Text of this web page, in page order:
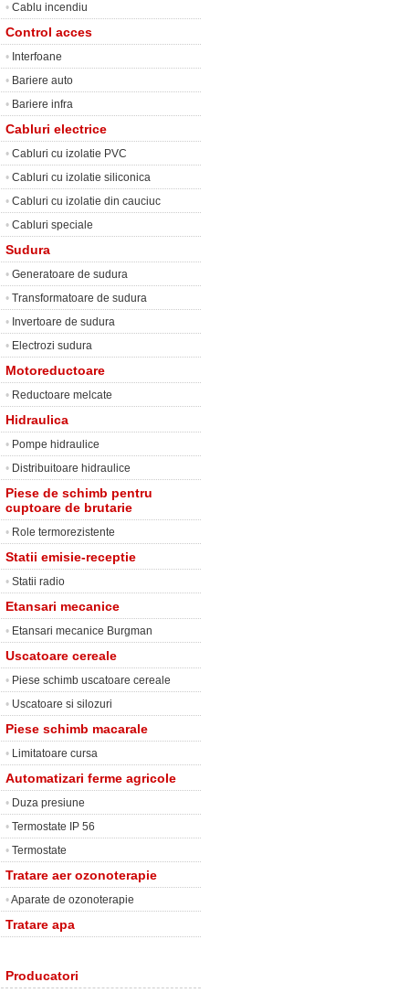
• Cablu incendiu
Control acces
• Interfoane
• Bariere auto
• Bariere infra
Cabluri electrice
• Cabluri cu izolatie PVC
• Cabluri cu izolatie siliconica
• Cabluri cu izolatie din cauciuc
• Cabluri speciale
Sudura
• Generatoare de sudura
• Transformatoare de sudura
• Invertoare de sudura
• Electrozi sudura
Motoreductoare
• Reductoare melcate
Hidraulica
• Pompe hidraulice
• Distribuitoare hidraulice
Piese de schimb pentru
cuptoare de brutarie
• Role termorezistente
Statii emisie-receptie
• Statii radio
Etansari mecanice
• Etansari mecanice Burgman
Uscatoare cereale
• Piese schimb uscatoare cereale
• Uscatoare si silozuri
Piese schimb macarale
• Limitatoare cursa
Automatizari ferme agricole
• Duza presiune
• Termostate IP 56
• Termostate
Tratare aer ozonoterapie
•Aparate de ozonoterapie
Tratare apa
Producatori